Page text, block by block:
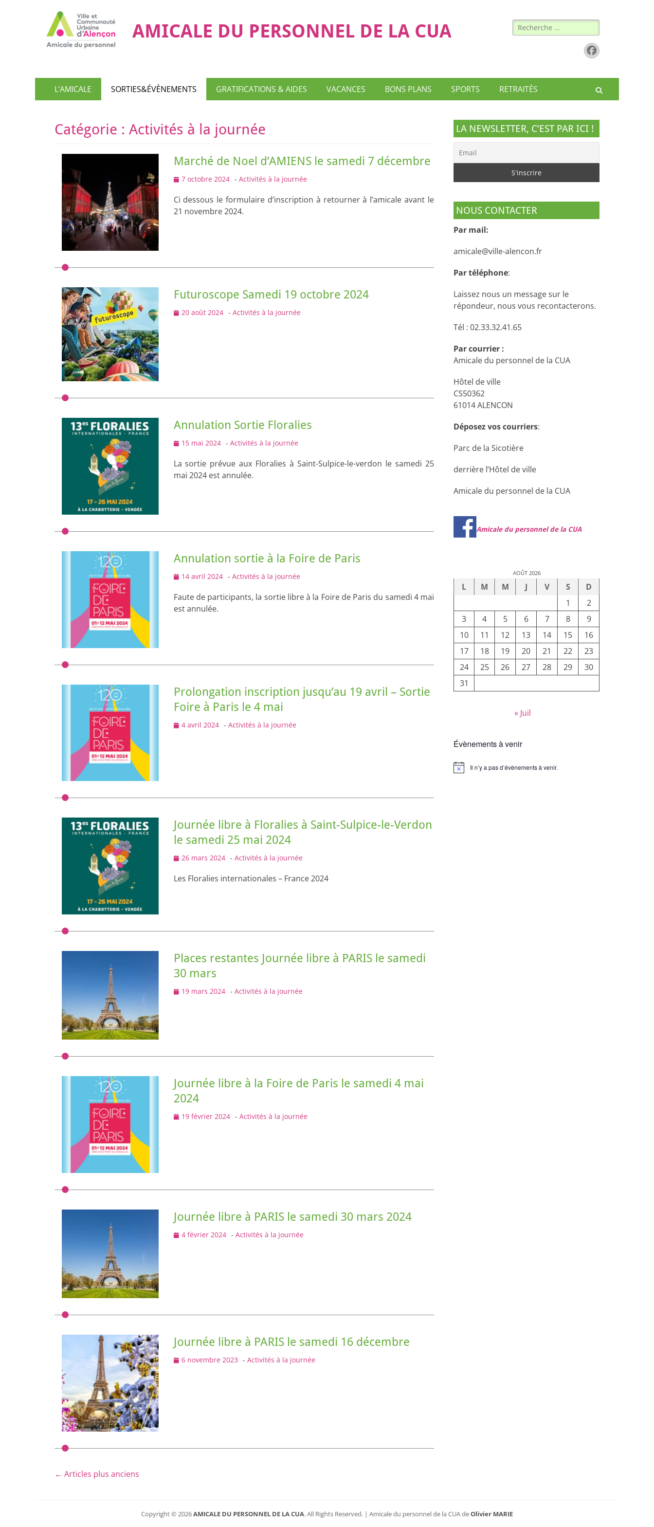
AMICALE DU PERSONNEL DE LA CUA Rechercher :
Facebook
Menu
principal
L’AMICALE SORTIES&ÉVÈNEMENTS GRATIFICATIONS & AIDES VACANCES BONS PLANS SPORTS RETRAITÉS
Catégorie : Activités à la journée
Marché de Noel d’AMIENS le samedi 7 décembre
Posted
7 octobre 2024 - Activités à la journée
Ci dessous le formulaire d’inscription à retourner à l’amicale avant le
21 novembre 2024.
Futuroscope Samedi 19 octobre 2024
Posted
20 août 2024 - Activités à la journée
Annulation Sortie Floralies
Posted
15 mai 2024 - Activités à la journée
La sortie prévue aux Floralies à Saint-Sulpice-le-verdon le samedi 25
mai 2024 est annulée.
Annulation sortie à la Foire de Paris
Posted
14 avril 2024 - Activités à la journée
Faute de participants, la sortie libre à la Foire de Paris du samedi 4 mai
est annulée.
Prolongation inscription jusqu’au 19 avril – Sortie
Foire à Paris le 4 mai
Posted
4 avril 2024 - Activités à la journée
Journée libre à Floralies à Saint-Sulpice-le-Verdon
le samedi 25 mai 2024
Posted
26 mars 2024 - Activités à la journée
Les Floralies internationales – France 2024
Places restantes Journée libre à PARIS le samedi
30 mars
Posted
19 mars 2024 - Activités à la journée
Journée libre à la Foire de Paris le samedi 4 mai
2024
Posted
19 février 2024 - Activités à la journée
Journée libre à PARIS le samedi 30 mars 2024
Posted
4 février 2024 - Activités à la journée
Journée libre à PARIS le samedi 16 décembre
Posted
6 novembre 2023 - Activités à la journée
Navigation
← Articles plus anciens
LA NEWSLETTER, C’EST PAR ICI !
NOUS CONTACTER
Par mail:
amicale@ville-alencon.fr
Par téléphone:
Laissez nous un message sur le
répondeur, nous vous recontacterons.
Tél : 02.33.32.41.65
Par courrier :
Amicale du personnel de la CUA
Hôtel de ville
CS50362
61014 ALENCON
Déposez vos courriers:
Parc de la Sicotière
derrière l’Hôtel de ville
Amicale du personnel de la CUA
Amicale du personnel de la CUA
AOÛT 2026
L M M J V S
D
1
2
3
4 5 6 7 8
9
10
11 12 13 14 15
16
17
18 19 20 21 22
23
24
25 26 27 28 29
30
31
« Juil
Évènements à venir
Notice Il n’y a pas d’évènements à venir.
Copyright © 2026AMICALE DU PERSONNEL DE LA CUA. All Rights Reserved. | Amicale du personnel de la CUA deOlivier MARIE